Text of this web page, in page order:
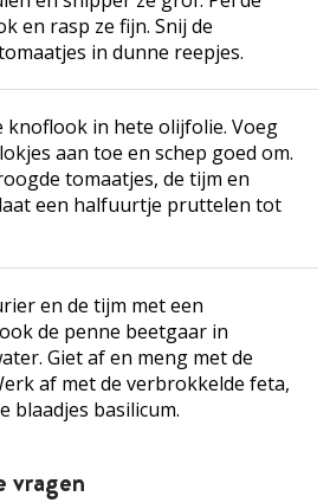
en rasp ze fijn. Snij de
in dunne reepjes.
knoflook in hete olijfolie. Voeg
aan toe en schep goed om.
tomaatjes, de tijm en
een halfuurtje pruttelen tot
en de tijm met een
de penne beetgaar in
Giet af en meng met de
af met de verbrokkelde feta,
blaadjes basilicum.
vragen